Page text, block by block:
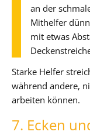
an der
Mithelfer
mit etwas
Starke Helfer
während andere,
arbeiten können.
7. Ecken